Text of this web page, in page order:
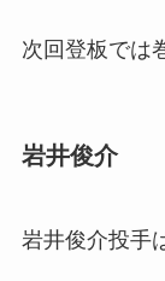
次回登板では
岩井俊介
岩井俊介投手